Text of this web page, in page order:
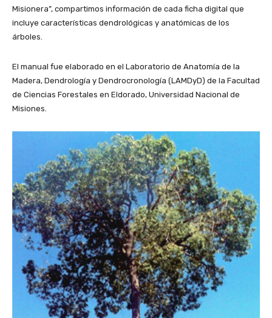
Misionera”, compartimos información de cada ficha digital que
incluye características dendrológicas y anatómicas de los
árboles.
El manual fue elaborado en el Laboratorio de Anatomía de la
Madera, Dendrología y Dendrocronología (LAMDyD) de la Facultad
de Ciencias Forestales en Eldorado, Universidad Nacional de
Misiones.